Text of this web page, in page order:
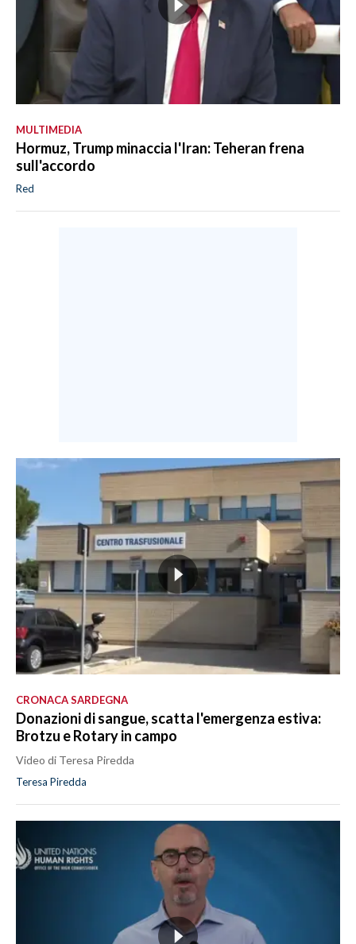
MULTIMEDIA
Hormuz, Trump minaccia l'Iran: Teheran frena
sull'accordo
Red
CRONACA SARDEGNA
Donazioni di sangue, scatta l'emergenza estiva:
Brotzu e Rotary in campo
Video di Teresa Piredda
Teresa Piredda